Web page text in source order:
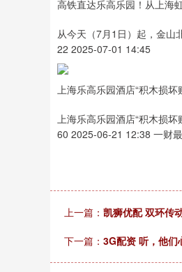
高铁直达乐高乐园！从上海
从今天（7月1日）起，金山
22 2025-07-01 14:45
上海乐高乐园酒店“积木损坏
上海乐高乐园酒店“积木损坏
60 2025-06-21 12:38 一财
上一篇： 凯狮优配 双环传
下一篇： 3G配资 听，他们